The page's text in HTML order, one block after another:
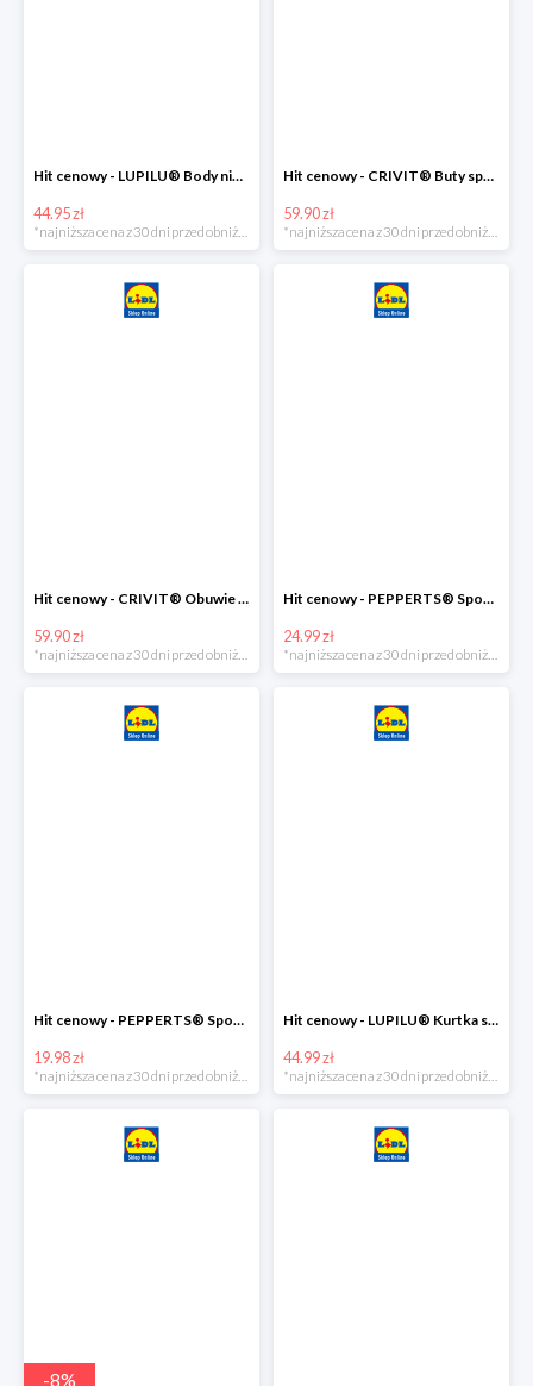
Hit cenowy - LUPILU® Body niemowlęce z biobawełny, z krótkim rękawem, 5 sztuk
44.95 zł
*najniższa cena z 30 dni przed obniżką
Hit cenowy - CRIVIT® Buty sportowe chłopięce WellWalk, 1 para
59.90 zł
*najniższa cena z 30 dni przed obniżką
Hit cenowy - CRIVIT® Obuwie dziewczęce sportowe i na co dzień, 1 para
59.90 zł
Hit cenowy - PEPPERTS® Spodnie dresowe dziewczęce, 1 para
24.99 zł
Hit cenowy - PEPPERTS® Spodnie dresowe chłopięce, 1 para
19.98 zł
Hit cenowy - LUPILU® Kurtka softshell chłopięca, 1 sztuka
44.99 zł
-8%